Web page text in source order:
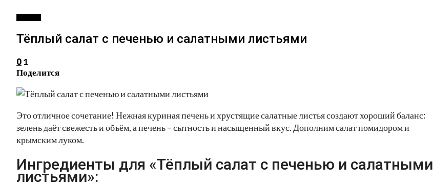
Тёплый салат с печенью и салатными листьями
0 1
Поделится
Это отличное сочетание! Нежная куриная печень и хрустящие салатные листья создают хороший баланс:
зелень даёт свежесть и объём, а печень – сытность и насыщенный вкус. Дополним салат помидором и
крымским луком.
Ингредиенты для «Тёплый салат с печенью и салатными
листьями»: